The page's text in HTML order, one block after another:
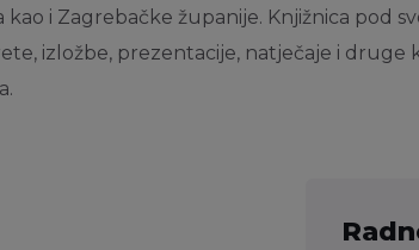
i Zagrebačke županije. Knjižnica pod
izložbe, prezentacije, natječaje i